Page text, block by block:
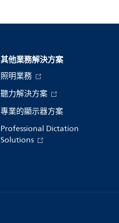
其他業務解決方案​
照明業務
聽力解決方案
專業的顯示器方案
Professional Dictation
Solutions